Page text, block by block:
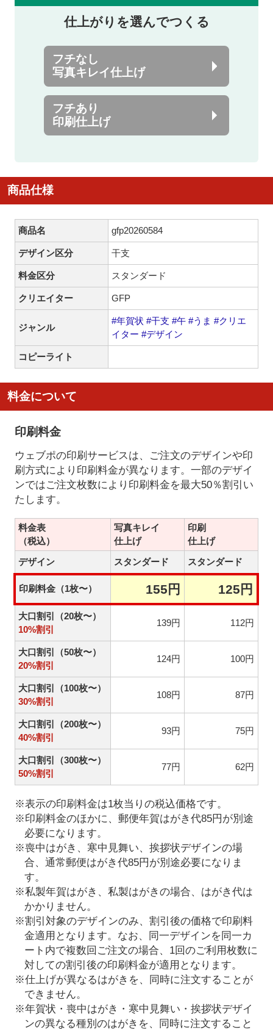
仕上がりを選んでつくる
フチなし
写真キレイ仕上げ
フチあり
印刷仕上げ
商品仕様
商品名 gfp20260584
デザイン区分 干支
料金区分 スタンダード
クリエイター GFP
ジャンル
#年賀状 #干支 #午 #うま #クリエ
イター #デザイン
コピーライト
料金について
印刷料金
ウェブポの印刷サービスは、ご注文のデザインや印
刷方式により印刷料金が異なります。一部のデザイ
ンではご注文枚数により印刷料金を最大50％割引い
たします。
料金表
（税込）
写真キレイ
仕上げ
印刷
仕上げ
デザイン
スタンダード スタンダード
印刷料金（1枚〜） 155円 125円
大口割引（20枚〜）
10%割引
139円 112円
大口割引（50枚〜）
20%割引
124円 100円
大口割引（100枚〜）
30%割引
108円 87円
大口割引（200枚〜）
40%割引
93円 75円
大口割引（300枚〜）
50%割引
77円 62円
※表示の印刷料金は1枚当りの税込価格です。
※印刷料金のほかに、郵便年賀はがき代85円が別途
必要になります。
※喪中はがき、寒中見舞い、挨拶状デザインの場
合、通常郵便はがき代85円が別途必要になりま
す。
※私製年賀はがき、私製はがきの場合、はがき代は
かかりません。
※割引対象のデザインのみ、割引後の価格で印刷料
金適用となります。なお、同一デザインを同一カ
ート内で複数回ご注文の場合、1回のご利用枚数に
対しての割引後の印刷料金が適用となります。
※仕上げが異なるはがきを、同時に注文することが
できません。
※年賀状・喪中はがき・寒中見舞い・挨拶状デザイ
ンの異なる種別のはがきを、同時に注文すること